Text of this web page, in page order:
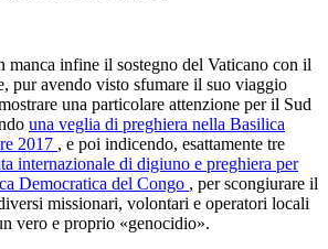
manca infine il sostegno del Vaticano con il
pur avendo visto sfumare il suo viaggio
una particolare attenzione per il Sud
una veglia di preghiera nella Basilica
2017 , e poi indicendo, esattamente tre
internazionale di digiuno e preghiera per
Democratica del Congo , per scongiurare il
missionari, volontari e operatori locali
vero e proprio «genocidio».